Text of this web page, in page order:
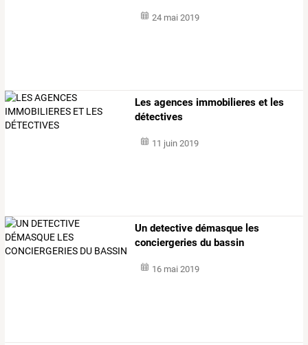
24 mai 2019
Les agences immobilieres et les
détectives
11 juin 2019
Un detective démasque les
conciergeries du bassin
16 mai 2019